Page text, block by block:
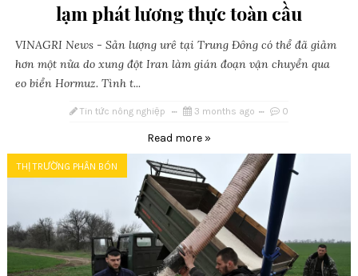
lạm phát lương thực toàn cầu
VINAGRI News - Sản lượng urê tại Trung Đông có thể đã giảm
hơn một nửa do xung đột Iran làm gián đoạn vận chuyển qua
eo biển Hormuz. Tình t...
Tin tức nông nghiệp 3 months ago 0
Read more »
THỊ TRƯỜNG PHÂN BÓN